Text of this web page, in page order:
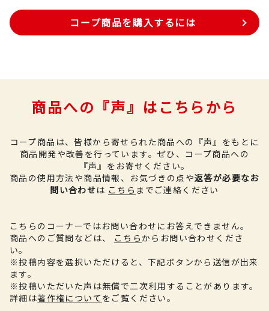
コープ商品を購入するには
商品への『声』はこちらから
コープ商品は、皆様から寄せられた商品への『声』をもとに
商品開発や改善を行っています。 ぜひ、コープ商品への
『声』をお寄せください。
商品の使用方法や商品情報、お気づきの点や返答が必要なお
問い合わせは こちら までご連絡ください
こちらのコーナーではお問い合わせにお答えできません。
商品へのご質問などは、
こちらからお問い合わせくださ
い。
※投稿内容を選択いただけると、下記ボタンから送信が出来
ます。
※投稿いただいた声は無償で二次利用することがあります。
詳細は著作権について をご覧ください。